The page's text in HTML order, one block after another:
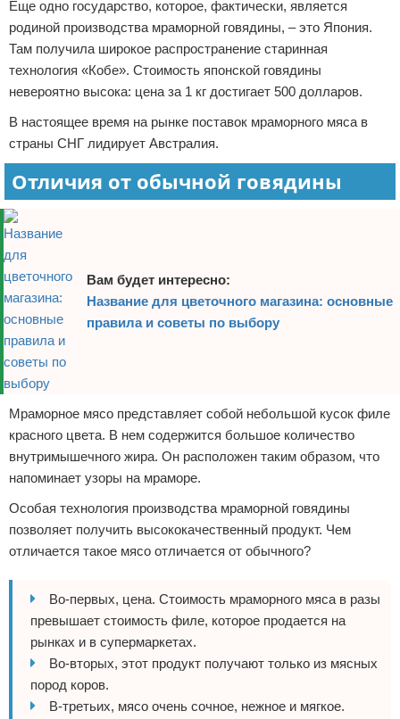
Еще одно государство, которое, фактически, является
родиной производства мраморной говядины, – это Япония.
Там получила широкое распространение старинная
технология «Кобе». Стоимость японской говядины
невероятно высока: цена за 1 кг достигает 500 долларов.
В настоящее время на рынке поставок мраморного мяса в
страны СНГ лидирует Австралия.
Отличия от обычной говядины
Вам будет интересно:
Название для цветочного магазина: основные
правила и советы по выбору
Мраморное мясо представляет собой небольшой кусок филе
красного цвета. В нем содержится большое количество
внутримышечного жира. Он расположен таким образом, что
напоминает узоры на мраморе.
Особая технология производства мраморной говядины
позволяет получить высококачественный продукт. Чем
отличается такое мясо отличается от обычного?
Во-первых, цена. Стоимость мраморного мяса в разы
превышает стоимость филе, которое продается на
рынках и в супермаркетах.
Во-вторых, этот продукт получают только из мясных
пород коров.
В-третьих, мясо очень сочное, нежное и мягкое.